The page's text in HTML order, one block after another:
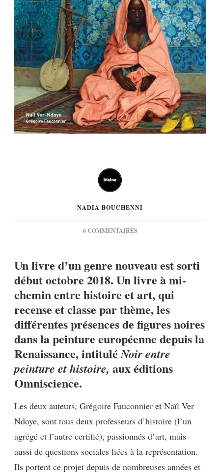
NADIA BOUCHENNI
6 COMMENTAIRESSUR
NDOYE
ET
GRÉGOIRE
FAUCONNIER
:
NOIR
ENTRE
PEINTURE
ET
HISTOIRE
Un livre d’un genre nouveau est sorti
début octobre 2018. Un livre à mi-
chemin entre histoire et art, qui
recense et classe par thème, les
différentes présences de figures noires
dans la peinture européenne depuis la
Renaissance, intituléNoir entre
peinture et histoire, aux éditions
Omniscience.
Les deux auteurs, Grégoire Fauconnier et Naïl Ver-
Ndoye, sont tous deux professeurs d’histoire (l’un
agrégé et l’autre certifié), passionnés d’art, mais
aussi de questions sociales liées à la représentation.
Ils portent ce projet depuis de nombreuses années et